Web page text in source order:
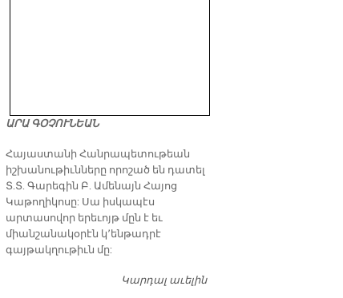
ԱՐԱ ԳՕՉՈՒՆԵԱՆ
​Հայաստանի Հանրապետութեան
իշխանութիւնները որոշած են դատել
Տ.Տ. Գարեգին Բ. Ամենայն Հայոց
Կաթողիկոսը: Սա իսկապէս
արտասովոր երեւոյթ մըն է եւ
միանշանակօրէն կ՚ենթադրէ
գայթակղութիւն մը:
Կարդալ աւելինԴատել…